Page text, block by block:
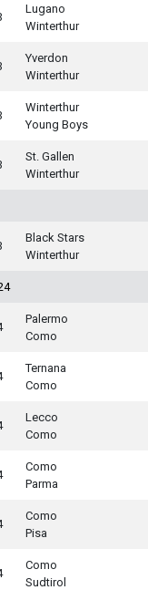
Lugano
Winterthur
Yverdon
Winterthur
Winterthur
Young Boys
St. Gallen
Winterthur
Black Stars
Winterthur
Palermo
Como
Ternana
Como
Lecco
Como
Como
Parma
Como
Pisa
Como
Sudtirol